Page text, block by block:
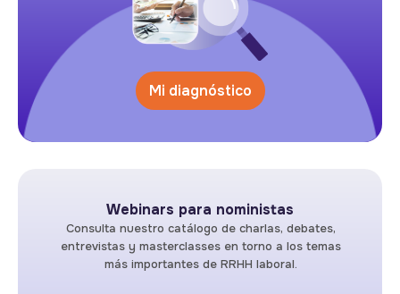
Mi diagnóstico
Webinars para noministas
Consulta nuestro catálogo de charlas, debates,
entrevistas y masterclasses en torno a los temas
más importantes de RRHH laboral.